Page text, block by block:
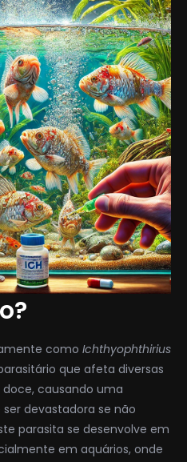
como Ichthyophthirius
que afeta diversas
causando uma
devastadora se não
parasita se desenvolve em
em aquários, onde